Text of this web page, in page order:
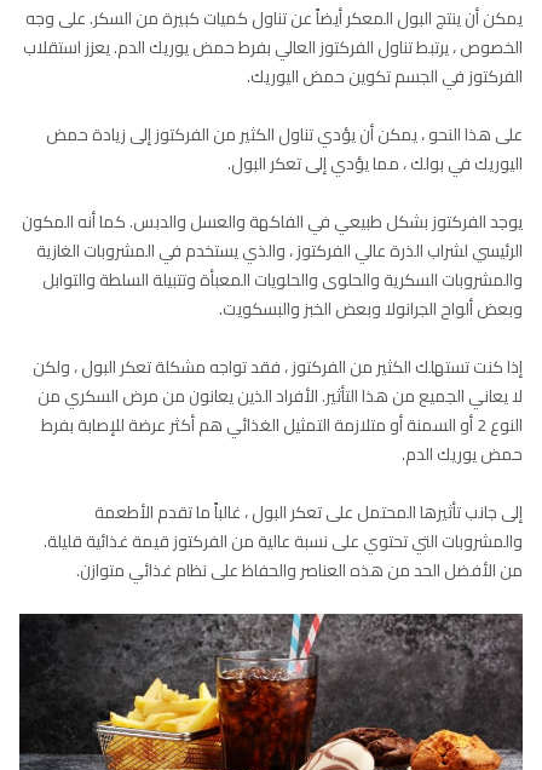
يمكن أن ينتج البول المعكر أيضاً عن تناول كميات كبيرة من السكر. على وجه
الخصوص ، يرتبط تناول الفركتوز العالي بفرط حمض يوريك الدم. يعزز استقلاب
الفركتوز في الجسم تكوين حمض اليوريك.
على هذا النحو ، يمكن أن يؤدي تناول الكثير من الفركتوز إلى زيادة حمض
اليوريك في بولك ، مما يؤدي إلى تعكر البول.
يوجد الفركتوز بشكل طبيعي في الفاكهة والعسل والدبس. كما أنه المكون
الرئيسي لشراب الذرة عالي الفركتوز ، والذي يستخدم في المشروبات الغازية
والمشروبات السكرية والحلوى والحلويات المعبأة وتتبيلة السلطة والتوابل
وبعض ألواح الجرانولا وبعض الخبز والبسكويت.
إذا كنت تستهلك الكثير من الفركتوز ، فقد تواجه مشكلة تعكر البول ، ولكن
لا يعاني الجميع من هذا التأثير. الأفراد الذين يعانون من مرض السكري من
النوع 2 أو السمنة أو متلازمة التمثيل الغذائي هم أكثر عرضة للإصابة بفرط
حمض يوريك الدم.
إلى جانب تأثيرها المحتمل على تعكر البول ، غالباً ما تقدم الأطعمة
والمشروبات التي تحتوي على نسبة عالية من الفركتوز قيمة غذائية قليلة.
من الأفضل الحد من هذه العناصر والحفاظ على نظام غذائي متوازن.